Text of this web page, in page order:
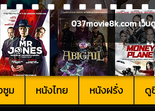
037movie8k.com เว็บ
ซูม หนังไทย หนังฝรั่ง ดู